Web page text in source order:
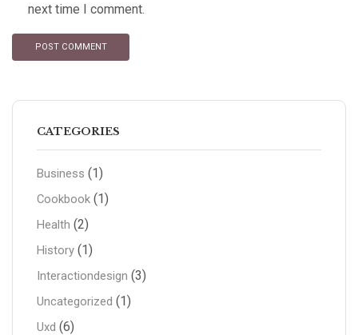
next time I comment.
CATEGORIES
Business (1)
Cookbook (1)
Health (2)
History (1)
Interactiondesign (3)
Uncategorized (1)
Uxd (6)